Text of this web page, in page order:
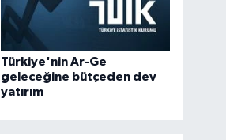
Türkiye'nin Ar-Ge
geleceğine bütçeden dev
yatırım